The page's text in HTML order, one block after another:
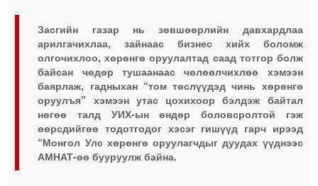
Засгийн газар нь зөвшөөрлийн давхардлаа
арилгачихлаа, зайнаас бизнес хийх боломж
олгочихлоо, хөрөнгө оруулалтад саад тотгор болж
байсан чөдөр тушаанаас чөлөөлчихлөө хэмээн
баярлаж, гадныхан “том төслүүдэд чинь хөрөнгө
оруулъя” хэмээн утас цохихоор бэлдэж байтал
нөгөө талд УИХ-ын өндөр боловсролтой гэж
өөрсдийгөө тодотгодог хэсэг гишүүд гарч ирээд
“Монгол Улс хөрөнгө оруулагчдыг дуудах үүднээс
АМНАТ-өө бууруулж байна.